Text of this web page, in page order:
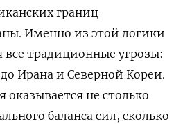
границ
Именно из этой логики
все традиционные угрозы:
Ирана и Северной Кореи.
не столько
баланса сил, сколько